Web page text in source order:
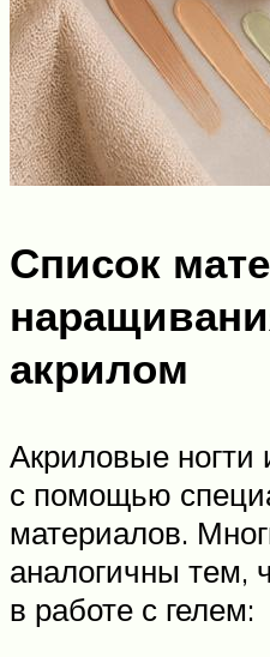
Список
акрилом
Акриловые ногти
с помощью
материалов.
аналогичны тем,
в работе с гелем: